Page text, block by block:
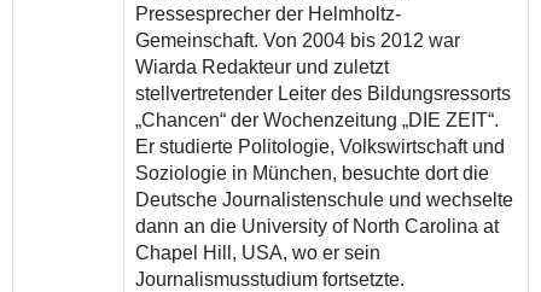
Pressesprecher der Helmholtz-
Gemeinschaft. Von 2004 bis 2012 war
Wiarda Redakteur und zuletzt
stellvertretender Leiter des Bildungsressorts
„Chancen“ der Wochenzeitung „DIE ZEIT“.
Er studierte Politologie, Volkswirtschaft und
Soziologie in München, besuchte dort die
Deutsche Journalistenschule und wechselte
dann an die University of North Carolina at
Chapel Hill, USA, wo er sein
Journalismusstudium fortsetzte.